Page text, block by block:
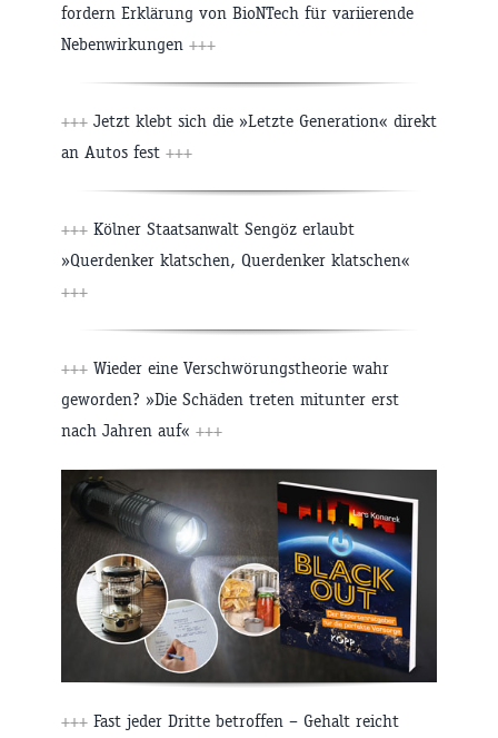
fordern Erklärung von BioNTech für variierende
Nebenwirkungen +++
+++ Jetzt klebt sich die »Letzte Generation« direkt
an Autos fest +++
+++ Kölner Staatsanwalt Sengöz erlaubt
»Querdenker klatschen, Querdenker klatschen«
+++
+++ Wieder eine Verschwörungstheorie wahr
geworden? »Die Schäden treten mitunter erst
nach Jahren auf« +++
+++ Fast jeder Dritte betroffen – Gehalt reicht